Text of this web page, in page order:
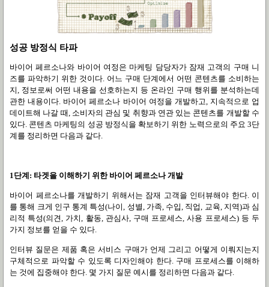
성공 방정식 타파
바이어 페르소나와 바이어 여정은 마케팅 담당자가 잠재 고객의 구매 니
즈를 파악하기 위한 것이다. 어느 구매 단계에서 어떤 콘텐츠를 소비하는
지, 정보로써 어떤 내용을 선호하는지 등 온라인 구매 행위를 분석하는데
관한 내용이다. 바이어 페르소나 바이어 여정을 개발하고, 지속적으로 업
데이트해 나갈 때, 소비자의 관심 및 취향과 연관 있는 콘텐츠를 개발할 수
있다. 콘텐츠 마케팅의 성공 방정식을 확보하기 위한 노력으로의 주요3단
계를 정리하면 다음과 같다.
1단계 : 타겟을 이해하기 위한 바이어 페르소나 개발
바이어 페르소나를 개발하기 위해서는 잠재 고객을 인터뷰해야 한다. 이
를 통해 크게 인구 통계 특성(나이, 성별, 가족, 수입, 직업, 교육, 지역)과 심
리적 특성(의견, 가치, 활동, 관심사, 구매 프로세스,사용 프로세스) 등 두
가지 정보를 얻을 수 있다.
인터뷰 질문은 제품 혹은 서비스 구매가 언제 그리고 어떻게 이뤄지는지
구체적으로 파악할 수 있도록 디자인해야 한다. 구매 프로세스를 이해하
는 것에 집중해야 한다. 몇 가지 질문 예시를 정리하면 다음과 같다.